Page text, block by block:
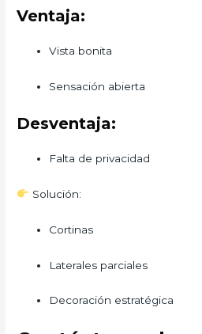
Ventaja:
Vista bonita
Sensación abierta
Desventaja:
Falta de privacidad
Solución:
Cortinas
Laterales parciales
Decoración estratégica